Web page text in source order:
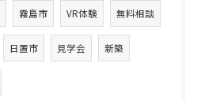
霧島市 VR体験 無料相談
日置市 見学会 新築